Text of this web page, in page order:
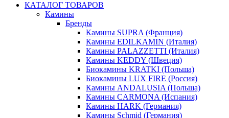
КАТАЛОГ ТОВАРОВ
Камины
Бренды
Камины SUPRA (Франция)
Камины EDILKAMIN (Италия)
Камины PALAZZETTI (Италия)
Камины KEDDY (Швеция)
Биокамины KRATKI (Польша)
Биокамины LUX FIRE (Россия)
Камины ANDALUSIA (Польша)
Камины CARMONA (Испания)
Камины HARK (Германия)
Камины Schmid (Германия)